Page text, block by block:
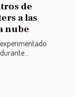
de
a las
nube